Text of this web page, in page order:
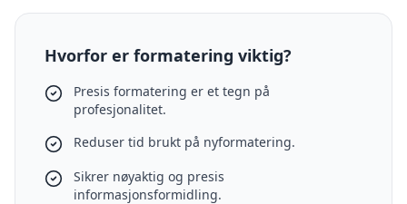
Hvorfor er formatering viktig?
Presis formatering er et tegn på
profesjonalitet.
Reduser tid brukt på nyformatering.
Sikrer nøyaktig og presis
informasjonsformidling.